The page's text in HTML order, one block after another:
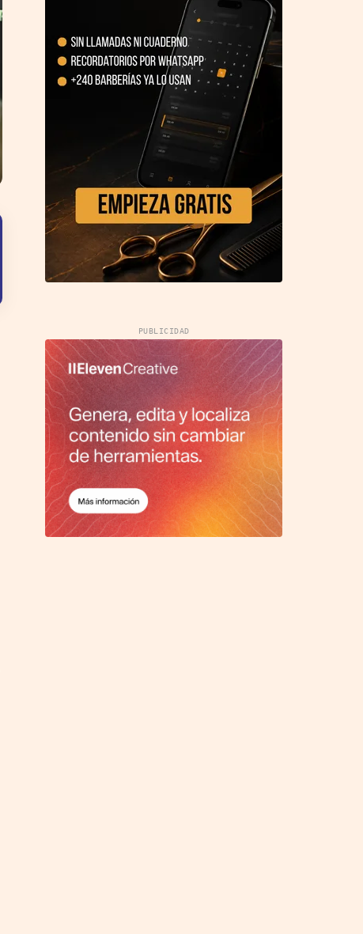
PUBLICIDAD